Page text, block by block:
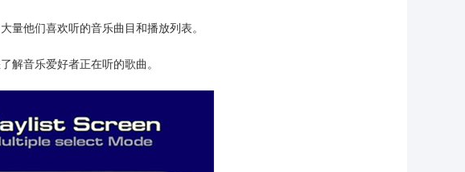
量他们喜欢听的音乐曲目和播放列表。
解音乐爱好者正在听的歌曲。